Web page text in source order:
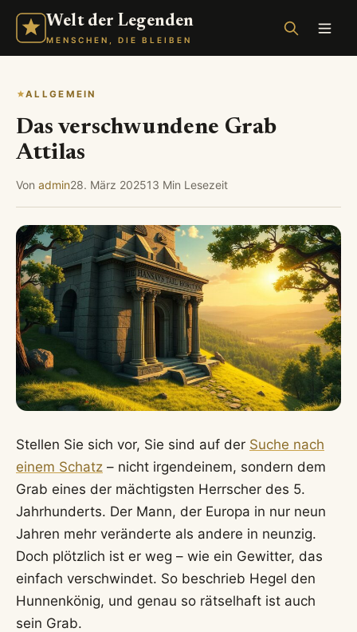
Welt der Legenden
MENSCHEN, DIE BLEIBEN
ALLGEMEIN
Das verschwundene Grab
Attilas
Von admin28. März 202513 Min Lesezeit
Stellen Sie sich vor, Sie sind auf der Suche nach
einem Schatz – nicht irgendeinem, sondern dem
Grab eines der mächtigsten Herrscher des 5.
Jahrhunderts. Der Mann, der Europa in nur neun
Jahren mehr veränderte als andere in neunzig.
Doch plötzlich ist er weg – wie ein Gewitter, das
einfach verschwindet. So beschrieb Hegel den
Hunnenkönig, und genau so rätselhaft ist auch
sein Grab.